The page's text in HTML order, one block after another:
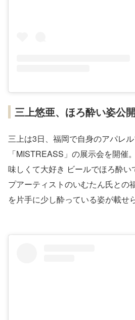
三上悠亜、ほろ酔い姿公
三上は3日、福岡で自身のアパレ
「MISTREASS」の展示会を開催
味しくて大好き ビールでほろ酔い
プアーティストのいむたん氏との
を片手に少し酔っている姿が載せ